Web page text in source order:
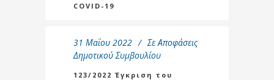
COVID-19
31 Μαΐου 2022 Σε Αποφάσεις
Δημοτικού Συμβουλίου
123/2022 Έγκριση του